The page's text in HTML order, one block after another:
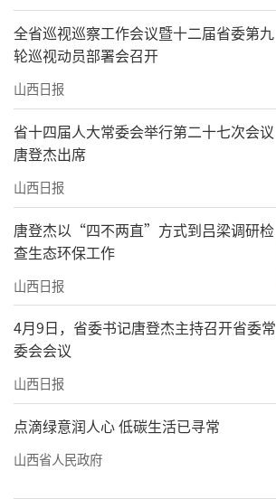
全省巡视巡察工作会议暨十二届省委第九
轮巡视动员部署会召开
山西日报
省十四届人大常委会举行第二十七次会议
唐登杰出席
山西日报
唐登杰以“四不两直”方式到吕梁调研检
查生态环保工作
山西日报
4月9日，省委书记唐登杰主持召开省委常
委会会议
山西日报
点滴绿意润人心 低碳生活已寻常
山西省人民政府